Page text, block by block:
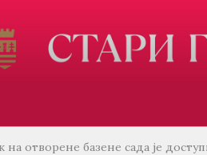
отворене базене сада је